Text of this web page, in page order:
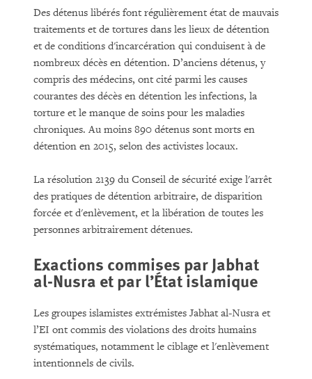
Des détenus libérés font régulièrement état de mauvais
traitements et de tortures dans les lieux de détention
et de conditions d'incarcération qui conduisent à de
nombreux décès en détention. D’anciens détenus, y
compris des médecins, ont cité parmi les causes
courantes des décès en détention les infections, la
torture et le manque de soins pour les maladies
chroniques. Au moins 890 détenus sont morts en
détention en 2015, selon des activistes locaux.
La résolution 2139 du Conseil de sécurité exige l'arrêt
des pratiques de détention arbitraire, de disparition
forcée et d'enlèvement, et la libération de toutes les
personnes arbitrairement détenues.
Exactions commises par Jabhat
al-Nusra et par l’État islamique
Les groupes islamistes extrémistes Jabhat al-Nusra et
l’EI ont commis des violations des droits humains
systématiques, notamment le ciblage et l'enlèvement
intentionnels de civils.